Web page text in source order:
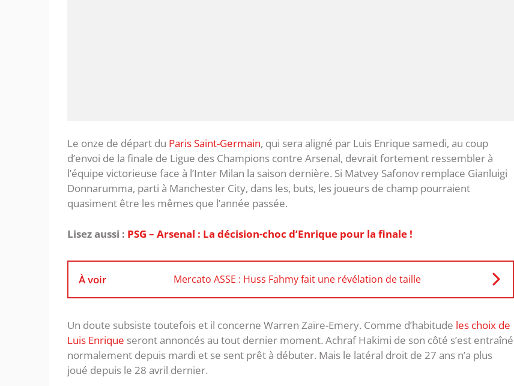
Le onze de départ du Paris Saint-Germain, qui sera aligné par Luis Enrique samedi, au coup
d’envoi de la finale de Ligue des Champions contre Arsenal, devrait fortement ressembler à
l’équipe victorieuse face à l’Inter Milan la saison dernière. Si Matvey Safonov remplace Gianluigi
Donnarumma, parti à Manchester City, dans les, buts, les joueurs de champ pourraient
quasiment être les mêmes que l’année passée.
Lisez aussi : PSG – Arsenal : La décision-choc d’Enrique pour la finale !
À voir Mercato ASSE : Huss Fahmy fait une révélation de taille
Un doute subsiste toutefois et il concerne Warren Zaïre-Emery. Comme d’habitude les choix de
Luis Enrique seront annoncés au tout dernier moment. Achraf Hakimi de son côté s’est entraîné
normalement depuis mardi et se sent prêt à débuter. Mais le latéral droit de 27 ans n’a plus
joué depuis le 28 avril dernier.